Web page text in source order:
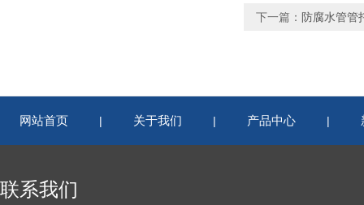
下一篇： 防腐水管管
网站首页 | 关于我们 | 产品中心 |
联系我们